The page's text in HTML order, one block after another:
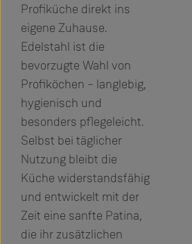
Profiküche direkt ins
eigene Zuhause.
Edelstahl ist die
bevorzugte Wahl von
Profiköchen – langlebig,
hygienisch und
besonders pflegeleicht.
Selbst bei täglicher
Nutzung bleibt die
Küche widerstandsfähig
und entwickelt mit der
Zeit eine sanfte Patina,
die ihr zusätzlichen